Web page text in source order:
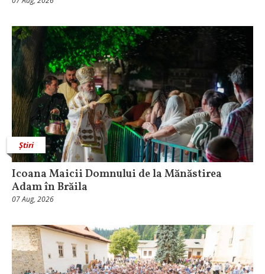
Știri
Icoana Maicii Domnului de la Mănăstirea
Adam în Brăila
07 Aug, 2026